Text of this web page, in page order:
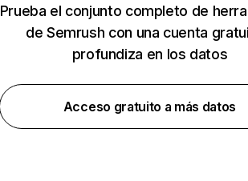
Prueba el conjunto completo de
de Semrush con una cuenta
profundiza en los datos
Acceso gratuito a más datos